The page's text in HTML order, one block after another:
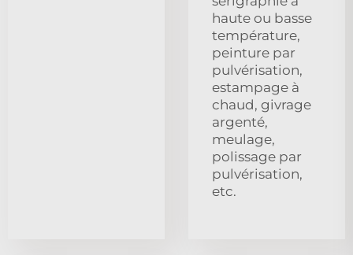
haute ou basse
température,
peinture par
pulvérisation,
estampage à
chaud, givrage
argenté,
meulage,
polissage par
pulvérisation,
etc.